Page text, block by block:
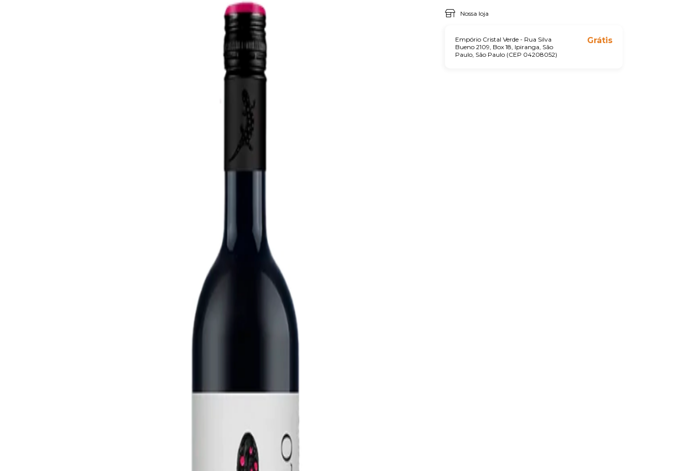
Nossa loja
Empório Cristal Verde - Rua Silva
Bueno 2109, Box 18, Ipiranga, São
Paulo, São Paulo (CEP 04208052)
Grátis